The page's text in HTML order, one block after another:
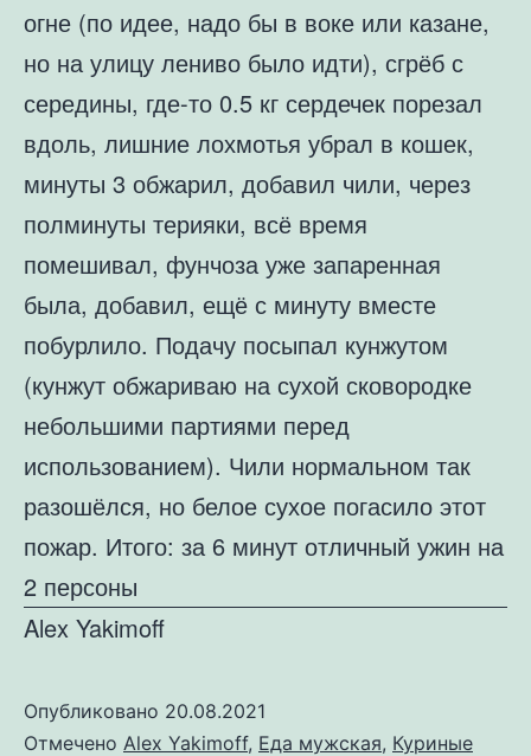
огне (по идее, надо бы в воке или казане,
но на улицу лениво было идти), сгрёб с
середины, где-то 0.5 кг сердечек порезал
вдоль, лишние лохмотья убрал в кошек,
минуты 3 обжарил, добавил чили, через
полминуты терияки, всё время
помешивал, фунчоза уже запаренная
была, добавил, ещё с минуту вместе
побурлило. Подачу посыпал кунжутом
(кунжут обжариваю на сухой сковородке
небольшими партиями перед
использованием). Чили нормальном так
разошёлся, но белое сухое погасило этот
пожар. Итого: за 6 минут отличный ужин на
2 персоны
Alex Yakimoff
Опубликовано 20.08.2021
Отмечено Alex Yakimoff, Еда мужская, Куриные